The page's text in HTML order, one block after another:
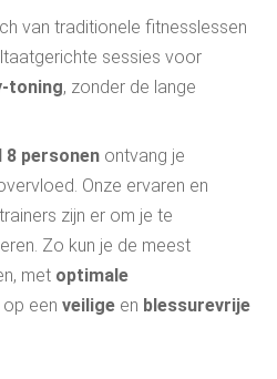
van traditionele fitnesslessen
sessies voor
toning, zonder de lange
8 personen ontvang je
Onze ervaren en
zijn er om je te
Zo kun je de meest
met optimale
op een veilige en blessurevrije